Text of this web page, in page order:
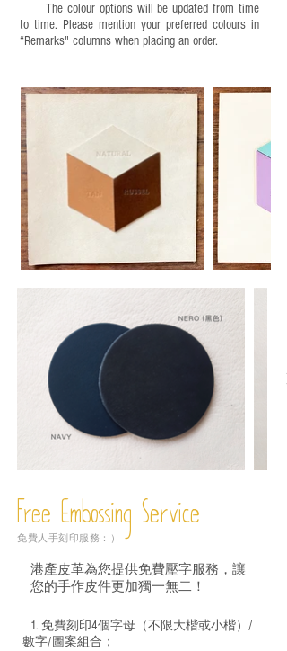
The colour options will be updated from time
to time. Please mention your preferred colours in
“Remarks" columns when placing an order.
Free Embossing Service
免費人手刻印服務：）
港產皮革為您提供免費壓字服務，讓
您的手作皮件更加獨一無二！
1. 免費刻印4個字母（不限大楷或小楷）/
數字/圖案組合；